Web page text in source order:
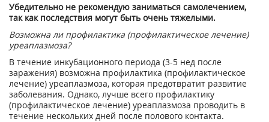
Убедительно не рекомендую заниматься самолечением,
так как последствия могут быть очень тяжелыми.
Возможна ли профилактика (профилактическое лечение)
уреаплазмоза?
В течение инкубационного периода (3-5 нед после
заражения) возможна профилактика (профилактическое
лечение) уреаплазмоза, которая предотвратит развитие
заболевания. Однако, лучше всего профилактику
(профилактическое лечение) уреаплазмоза проводить в
течение нескольких дней после полового контакта.